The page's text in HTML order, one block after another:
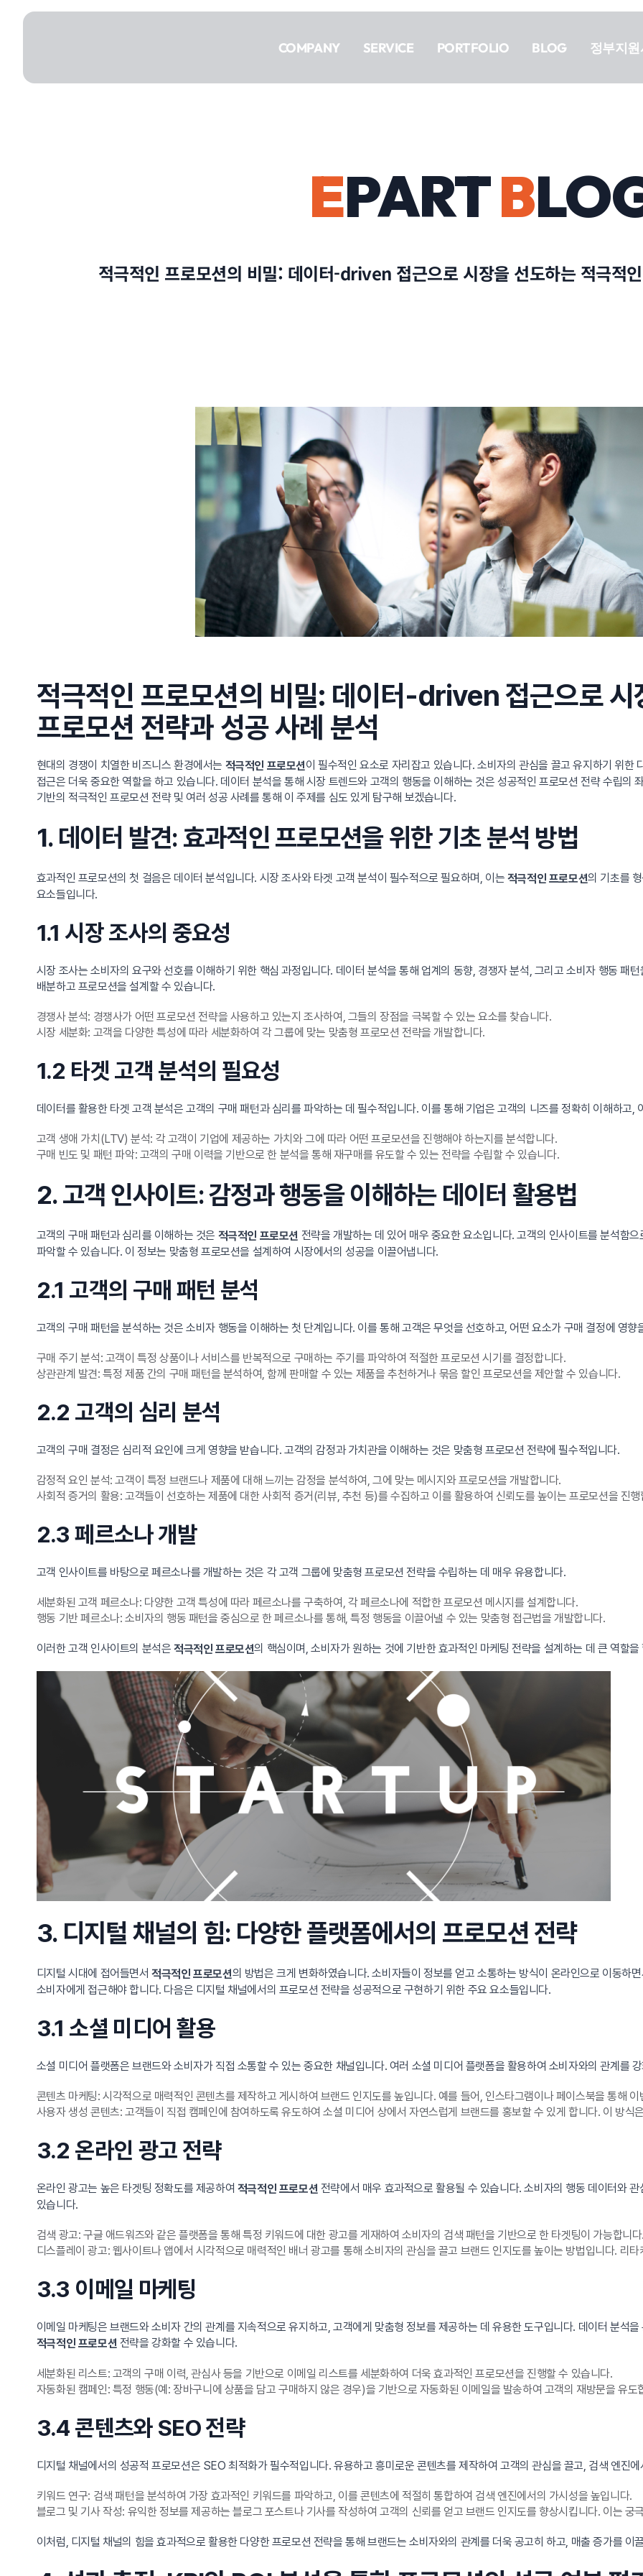
건너뛰기
COMPANY SERVICE PORTFOLIO BLOG 정부지
PORTFOLIO
정부지원사업
EPARTB
적극적인 프로모션의 비밀: 데이터-driven 접근으로 시장을 선도하는 적극적
적극적인 프로모션의 비밀: 데이터-driven 접근으로 시
프로모션 전략과 성공 사례 분석
현대의 경쟁이 치열한 비즈니스 환경에서는 적극적인 프로모션이 필수적인 요소로 자리잡고 있습니다. 소비자의 관심을 끌고 유지하기 위
접근은 더욱 중요한 역할을 하고 있습니다. 데이터 분석을 통해 시장 트렌드와 고객의 행동을 이해하는 것은 성공적인 프로모션 전략 수립의
기반의 적극적인 프로모션 전략 및 여러 성공 사례를 통해 이 주제를 심도 있게 탐구해 보겠습니다.
1. 데이터 발견: 효과적인 프로모션을 위한 기초 분석 방법
효과적인 프로모션의 첫 걸음은 데이터 분석입니다. 시장 조사와 타겟 고객 분석이 필수적으로 필요하며, 이는 적극적인 프로모션의 기초를
요소들입니다.
1.1 시장 조사의 중요성
시장 조사는 소비자의 요구와 선호를 이해하기 위한 핵심 과정입니다. 데이터 분석을 통해 업계의 동향, 경쟁자 분석, 그리고 소비자 행동 패
배분하고 프로모션을 설계할 수 있습니다.
경쟁사 분석: 경쟁사가 어떤 프로모션 전략을 사용하고 있는지 조사하여, 그들의 장점을 극복할 수 있는 요소를 찾습니다.
시장 세분화: 고객을 다양한 특성에 따라 세분화하여 각 그룹에 맞는 맞춤형 프로모션 전략을 개발합니다.
1.2 타겟 고객 분석의 필요성
데이터를 활용한 타겟 고객 분석은 고객의 구매 패턴과 심리를 파악하는 데 필수적입니다. 이를 통해 기업은 고객의 니즈를 정확히 이해하고,
고객 생애 가치(LTV) 분석: 각 고객이 기업에 제공하는 가치와 그에 따라 어떤 프로모션을 진행해야 하는지를 분석합니다.
구매 빈도 및 패턴 파악: 고객의 구매 이력을 기반으로 한 분석을 통해 재구매를 유도할 수 있는 전략을 수립할 수 있습니다.
2. 고객 인사이트: 감정과 행동을 이해하는 데이터 활용법
고객의 구매 패턴과 심리를 이해하는 것은 적극적인 프로모션 전략을 개발하는 데 있어 매우 중요한 요소입니다. 고객의 인사이트를 분석함
파악할 수 있습니다. 이 정보는 맞춤형 프로모션을 설계하여 시장에서의 성공을 이끌어냅니다.
2.1 고객의 구매 패턴 분석
고객의 구매 패턴을 분석하는 것은 소비자 행동을 이해하는 첫 단계입니다. 이를 통해 고객은 무엇을 선호하고, 어떤 요소가 구매 결정에 영향
구매 주기 분석: 고객이 특정 상품이나 서비스를 반복적으로 구매하는 주기를 파악하여 적절한 프로모션 시기를 결정합니다.
상관관계 발견: 특정 제품 간의 구매 패턴을 분석하여, 함께 판매할 수 있는 제품을 추천하거나 묶음 할인 프로모션을 제안할 수 있습니다.
2.2 고객의 심리 분석
고객의 구매 결정은 심리적 요인에 크게 영향을 받습니다. 고객의 감정과 가치관을 이해하는 것은 맞춤형 프로모션 전략에 필수적입니다.
감정적 요인 분석: 고객이 특정 브랜드나 제품에 대해 느끼는 감정을 분석하여, 그에 맞는 메시지와 프로모션을 개발합니다.
사회적 증거의 활용: 고객들이 선호하는 제품에 대한 사회적 증거(리뷰, 추천 등)를 수집하고 이를 활용하여 신뢰도를 높이는 프로모션을 진행
2.3 페르소나 개발
고객 인사이트를 바탕으로 페르소나를 개발하는 것은 각 고객 그룹에 맞춤형 프로모션 전략을 수립하는 데 매우 유용합니다.
세분화된 고객 페르소나: 다양한 고객 특성에 따라 페르소나를 구축하여, 각 페르소나에 적합한 프로모션 메시지를 설계합니다.
행동 기반 페르소나: 소비자의 행동 패턴을 중심으로 한 페르소나를 통해, 특정 행동을 이끌어낼 수 있는 맞춤형 접근법을 개발합니다.
이러한 고객 인사이트의 분석은 적극적인 프로모션의 핵심이며, 소비자가 원하는 것에 기반한 효과적인 마케팅 전략을 설계하는 데 큰 역할을
3. 디지털 채널의 힘: 다양한 플랫폼에서의 프로모션 전략
디지털 시대에 접어들면서적극적인 프로모션의 방법은 크게 변화하였습니다. 소비자들이 정보를 얻고 소통하는 방식이 온라인으로 이동하
소비자에게 접근해야 합니다. 다음은 디지털 채널에서의 프로모션 전략을 성공적으로 구현하기 위한 주요 요소들입니다.
3.1 소셜 미디어 활용
소셜 미디어 플랫폼은 브랜드와 소비자가 직접 소통할 수 있는 중요한 채널입니다. 여러 소셜 미디어 플랫폼을 활용하여 소비자와의 관계를
콘텐츠 마케팅: 시각적으로 매력적인 콘텐츠를 제작하고 게시하여 브랜드 인지도를 높입니다. 예를 들어, 인스타그램이나 페이스북을 통해
사용자 생성 콘텐츠: 고객들이 직접 캠페인에 참여하도록 유도하여 소셜 미디어 상에서 자연스럽게 브랜드를 홍보할 수 있게 합니다. 이 방식
3.2 온라인 광고 전략
온라인 광고는 높은 타겟팅 정확도를 제공하여 적극적인 프로모션 전략에서 매우 효과적으로 활용될 수 있습니다. 소비자의 행동 데이터와
있습니다.
검색 광고: 구글 애드워즈와 같은 플랫폼을 통해 특정 키워드에 대한 광고를 게재하여 소비자의 검색 패턴을 기반으로 한 타겟팅이 가능합니
디스플레이 광고: 웹사이트나 앱에서 시각적으로 매력적인 배너 광고를 통해 소비자의 관심을 끌고 브랜드 인지도를 높이는 방법입니다. 리
3.3 이메일 마케팅
이메일 마케팅은 브랜드와 소비자 간의 관계를 지속적으로 유지하고, 고객에게 맞춤형 정보를 제공하는 데 유용한 도구입니다. 데이터 분석
적극적인 프로모션 전략을 강화할 수 있습니다.
세분화된 리스트: 고객의 구매 이력, 관심사 등을 기반으로 이메일 리스트를 세분화하여 더욱 효과적인 프로모션을 진행할 수 있습니다.
자동화된 캠페인: 특정 행동(예: 장바구니에 상품을 담고 구매하지 않은 경우)을 기반으로 자동화된 이메일을 발송하여 고객의 재방문을 유도
3.4 콘텐츠와 SEO 전략
디지털 채널에서의 성공적 프로모션은 SEO 최적화가 필수적입니다. 유용하고 흥미로운 콘텐츠를 제작하여 고객의 관심을 끌고, 검색 엔진
키워드 연구: 검색 패턴을 분석하여 가장 효과적인 키워드를 파악하고, 이를 콘텐츠에 적절히 통합하여 검색 엔진에서의 가시성을 높입니다.
블로그 및 기사 작성: 유익한 정보를 제공하는 블로그 포스트나 기사를 작성하여 고객의 신뢰를 얻고 브랜드 인지도를 향상시킵니다. 이는 궁
이처럼, 디지털 채널의 힘을 효과적으로 활용한 다양한 프로모션 전략을 통해 브랜드는 소비자와의 관계를 더욱 공고히 하고, 매출 증가를 이